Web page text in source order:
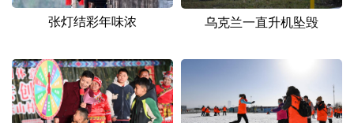
张灯结彩年味浓 乌克兰一直升机坠毁